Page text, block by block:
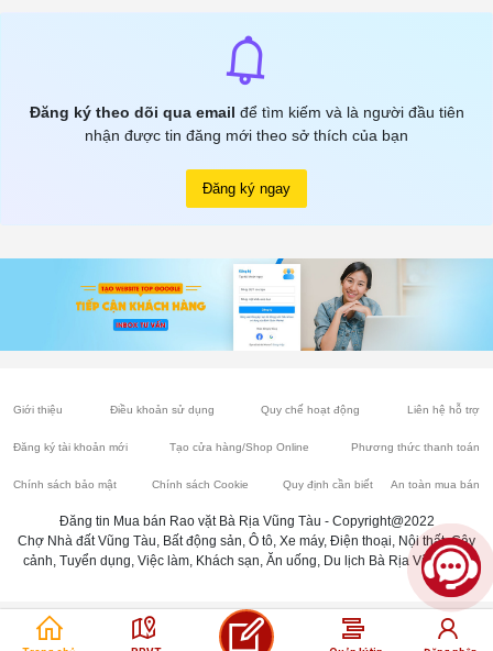
Đăng ký theo dõi qua email để tìm kiếm và là người đầu tiên
nhận được tin đăng mới theo sở thích của bạn
Đăng ký ngay
Giới thiệu Điều khoản sử dụng Quy chế hoạt động Liên hệ hỗ trợ
Đăng ký tài khoản mới Tạo cửa hàng/Shop Online Phương thức thanh toán
Chính sách bảo mật Chính sách Cookie Quy định cần biết An toàn mua bán
Đăng tin Mua bán Rao vặt Bà Rịa Vũng Tàu - Copyright@2022
Chợ Nhà đất Vũng Tàu, Bất động sản, Ô tô, Xe máy, Điện thoại, Nội thất, Cây
cảnh, Tuyển dụng, Việc làm, Khách sạn, Ăn uống, Du lịch Bà Rịa Vũng Tàu